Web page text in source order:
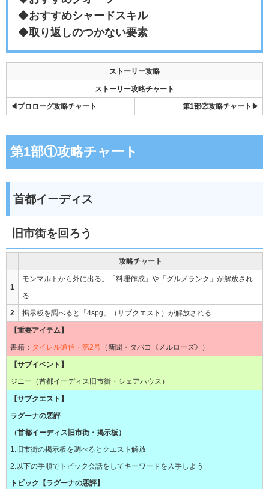
◆おすすめシャードスキル
◆取り返しのつかない要素
ストーリー攻略
ストーリー攻略チャート
◀プロローグ攻略チャート 第1部②攻略チャート▶
第1部①攻略チャート
首都イーディス
旧市街を回ろう
攻略チャート
1
モンマルトから外に出る。「料理作成」や「グルメランク」が解放され
る
2 掲示板を調べると「4spg」（サブクエスト）が解放される
【重要アイテム】
書籍： タイレル通信・第2号 （新聞・タバコ《メルローズ》）
【サブイベント】
ジニー（首都イーディス旧市街・シェアハウス）
【サブクエスト】
ラグーナの悪評
（首都イーディス旧市街・掲示板）
1.旧市街の掲示板を調べるとクエスト解放
2.以下の手順でトピック会話をしてキーワードを入手しよう
トピック【ラグーナの悪評】